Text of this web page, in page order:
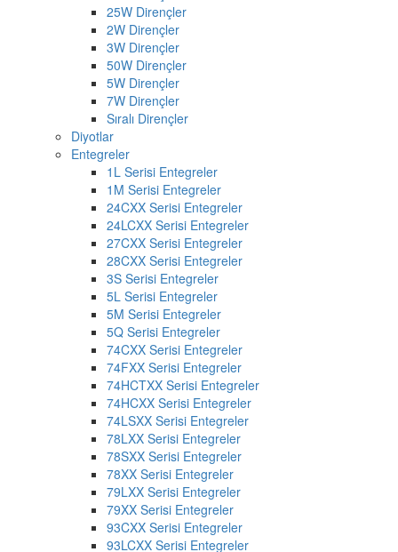
25W Dirençler
2W Dirençler
3W Dirençler
50W Dirençler
5W Dirençler
7W Dirençler
Sıralı Dirençler
Diyotlar
Entegreler
1L Serisi Entegreler
1M Serisi Entegreler
24CXX Serisi Entegreler
24LCXX Serisi Entegreler
27CXX Serisi Entegreler
28CXX Serisi Entegreler
3S Serisi Entegreler
5L Serisi Entegreler
5M Serisi Entegreler
5Q Serisi Entegreler
74CXX Serisi Entegreler
74FXX Serisi Entegreler
74HCTXX Serisi Entegreler
74HCXX Serisi Entegreler
74LSXX Serisi Entegreler
78LXX Serisi Entegreler
78SXX Serisi Entegreler
78XX Serisi Entegreler
79LXX Serisi Entegreler
79XX Serisi Entegreler
93CXX Serisi Entegreler
93LCXX Serisi Entegreler